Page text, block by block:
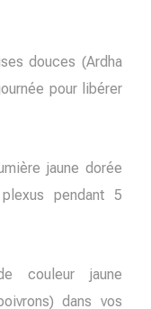
douces (Ardha
pour libérer
jaune dorée
pendant 5
couleur jaune
dans vos